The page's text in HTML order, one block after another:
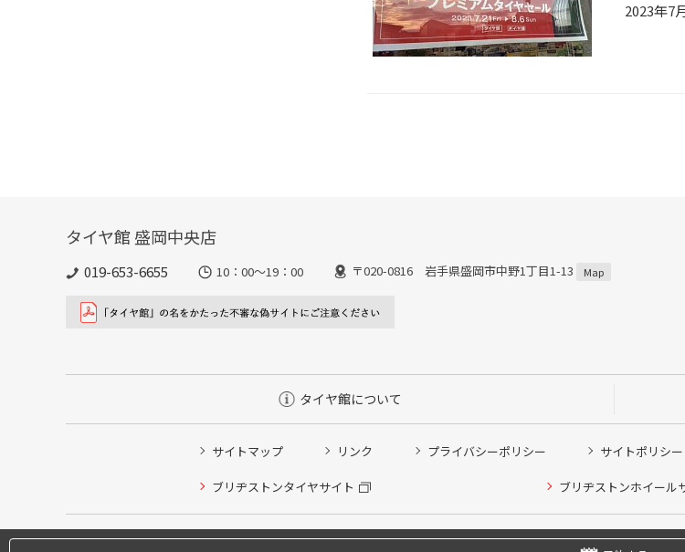
2023年7
タイヤ館 盛岡中央店
019-653-6655 10：00～19：00 〒020-0816 岩手県盛岡市中野1丁目1-13 Map
タイヤ館について
サイトマップ リンク プライバシーポリシー サイトポリシー
ブリヂストンタイヤサイト ブリヂストンホイール
Copyright © 2024 Bridgestone Retail Co.,Ltd. All
タイヤ点検・安全点検/タイヤ履き替え/オイル交換/その他ピット作業の予約
タイヤ/サービスに関するご相談の予約